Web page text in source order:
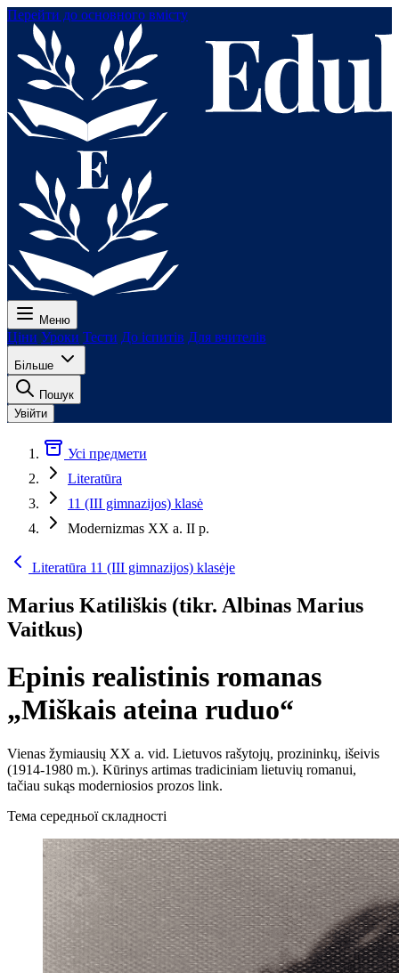
Перейти до основного вмісту
Меню
Ціни Уроки Тести До іспитів Для вчителів
Більше
Пошук
Увійти
Усі предмети
Literatūra
11 (III gimnazijos) klasė
Modernizmas XX a. II p.
Literatūra 11 (III gimnazijos) klasėje
Marius Katiliškis (tikr. Albinas Marius
Vaitkus)
Epinis realistinis romanas
„Miškais ateina ruduo“
Vienas žymiausių XX a. vid. Lietuvos rašytojų, prozininkų, išeivis
(1914-1980 m.). Kūrinys artimas tradiciniam lietuvių romanui,
tačiau sukąs moderniosios prozos link.
Тема середньої складності